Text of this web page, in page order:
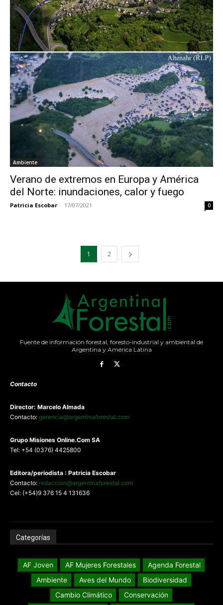
Ambiente
Verano de extremos en Europa y América
del Norte: inundaciones, calor y fuego
Patricia Escobar - 17/07/2021 0
1 2
Fuente de información forestal, foresto-industrial y ambiental de
Argentina y América Latina
Contacto
Director: Marcelo Almada
Contacto: gerencia@argentinaforestal.com
Grupo Misiones Online.Com SA
Tel: +54 (0376) 4425800
Editora/periodista : Patricia Escobar
Contacto: redaccion@argentinaforestal.com
Cel: (+54)9 376 15 4 131636
Categorías
AF Joven AF Mujeres Forestales
Agenda Forestal
Ambiente
Aves del Mundo
Biodiversidad
Cambio Climático
Conservación